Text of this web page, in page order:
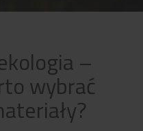
–
wybrać